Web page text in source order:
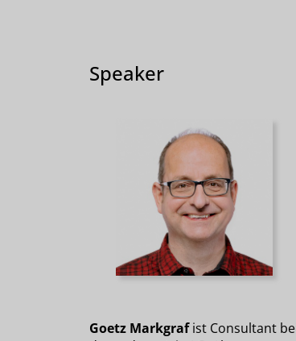
Speaker
Goetz Markgrafist Consultant